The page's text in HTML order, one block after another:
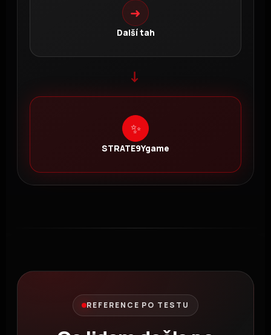
➜
Další tah
→
✨
STRATE9Ygame
REFERENCE PO TESTU